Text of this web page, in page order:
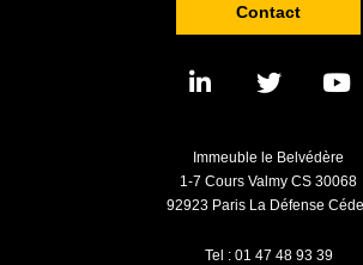
Contact
Immeuble le Belvédère
1-7 Cours Valmy CS 30068
92923 Paris La Défense
Tel : 01 47 48 93 39